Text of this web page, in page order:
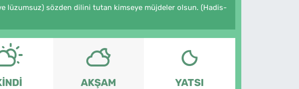
lüzumsuz) sözden dilini tutan kimseye müjdeler olsun. (Hadis-
AKŞAM YATSI